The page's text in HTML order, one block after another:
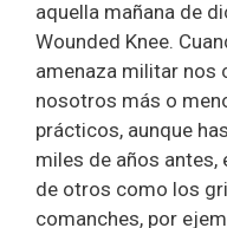
aquella mañana de
Wounded Knee.
amenaza militar nos
nosotros más o
prácticos, aunque
miles de años
de otros como los
comanches, por